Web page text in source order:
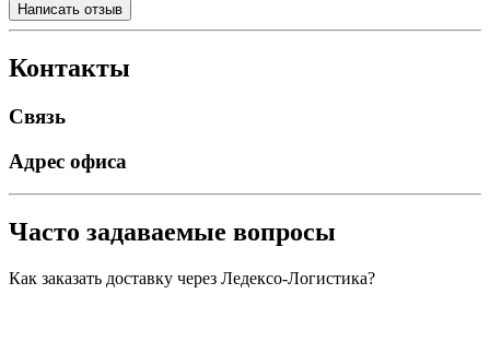
Написать отзыв
Контакты
Связь
Адрес офиса
Часто задаваемые вопросы
Как заказать доставку через Ледексо-Логистика?